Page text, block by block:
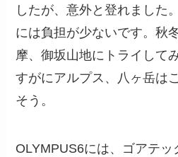
したが、意外と登れました
には負担が少ないです。秋
摩、御坂山地にトライして
すがにアルプス、八ヶ岳は
そう。
OLYMPUS6には、ゴアテ